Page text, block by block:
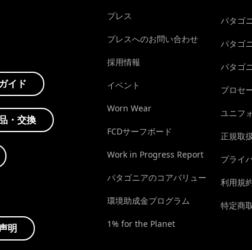
イド
・交換
明
プレス
プレスへのお問い合わせ
採用情報
イベント
Worn Wear
FCDサーフボード
Work in Progress Report
パタゴニアのコアバリュー
環境助成金プログラム
1% for the Planet
パタゴ
パタゴ
パタゴ
プロセ
ユニフ
正規取
プライ
利用規
特定商